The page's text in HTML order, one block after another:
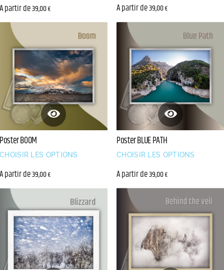
A partir de39,00€ A partir de39,00€
Poster BOOM
A partir de39,00€
CHOISIR LES OPTIONS
Poster BLUE PATH
A partir de39,00€
CHOISIR LES OPTIONS